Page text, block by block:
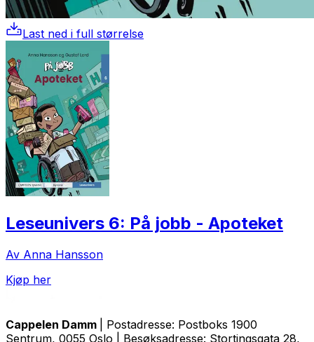
Last ned i full størrelse
Leseunivers 6: På jobb - Apoteket
Av Anna Hansson
Kjøp her
Cappelen Damm
| Postadresse: Postboks 1900
Sentrum, 0055 Oslo | Besøksadresse: Stortingsgata 28,